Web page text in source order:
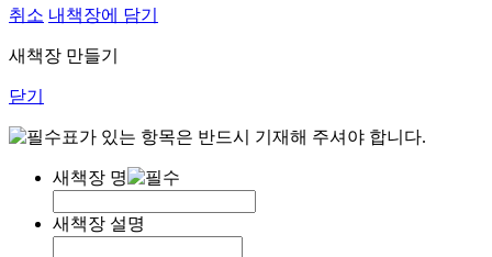
취소 내책장에 담기
새책장 만들기
닫기
표가 있는 항목은 반드시 기재해 주셔야 합니다.
새책장 명
새책장 설명